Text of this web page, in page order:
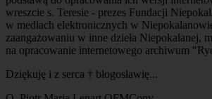
wreszcie s. Teresie - prezes Fundacji
w mediach elektronicznych w
zaangażowaniu w inne dzieła Niepokalanej,
na opracowanie internetowego archiwum
Dziękuję i z serca † błogosławię...